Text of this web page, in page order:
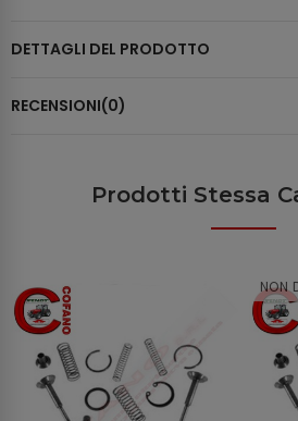
DETTAGLI DEL PRODOTTO
RECENSIONI(0)
Prodotti Stessa
NON